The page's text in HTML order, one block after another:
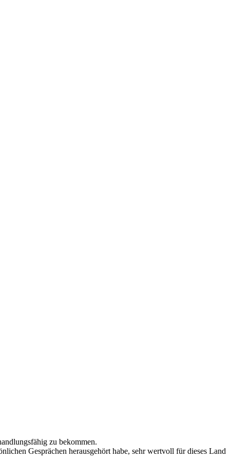
zu bekommen.
Gesprächen herausgehört habe, sehr wertvoll für dieses Land